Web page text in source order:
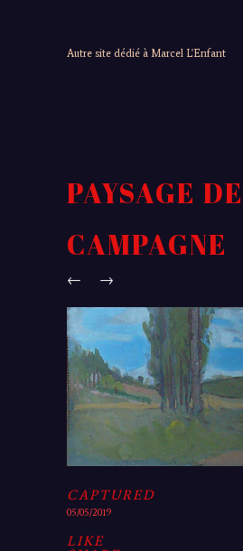
Autre site dédié à Marcel L'Enfant
PAYSAGE DE
CAMPAGNE
← →
CAPTURED
05/05/2019
LIKE